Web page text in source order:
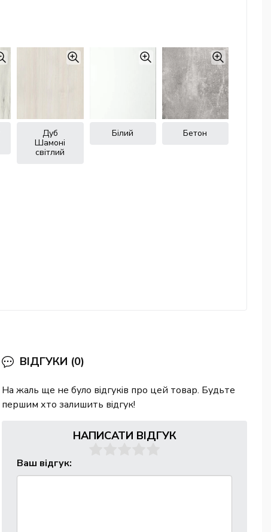
Дуб
Шамоні
світлий
Білий Бетон
ВІДГУКИ (0)
На жаль ще не було відгуків про цей товар. Будьте
першим хто залишить відгук!
НАПИСАТИ ВІДГУК
Ваш відгук: